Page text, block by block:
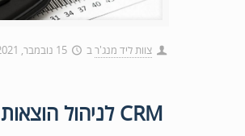
צוות ליד מנג'רב 15 נובמבר, 2021
CRM לניהול הוצאות